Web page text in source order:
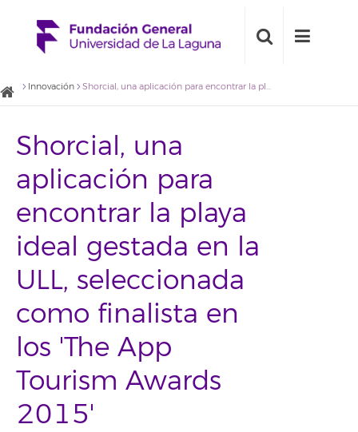
Innovación Shorcial, una aplicación para encontrar la playa ideal gestada en la ULL, seleccionada como finalista en los 'The App Tourism Awards 2015'
Shorcial, una
aplicación para
encontrar la playa
ideal gestada en la
ULL, seleccionada
como finalista en
los 'The App
Tourism Awards
2015'